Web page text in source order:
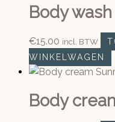
Body
€15.00 incl. BTW
WINKELWAGEN
Body